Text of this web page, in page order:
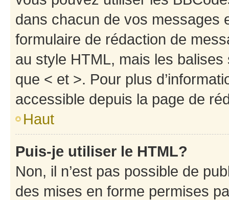
dans chacun de vos messages
formulaire de rédaction de
au style HTML, mais les
que < et >. Pour plus
accessible depuis la page de
Haut
Puis-je utiliser le HTML?
Non, il n’est pas possible de
des mises en forme permises